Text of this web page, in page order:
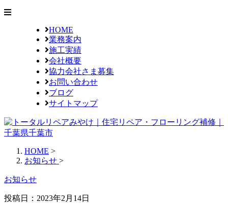
HOME
業務案内
施工実績
会社概要
協力会社さま募集
お問い合わせ
ブログ
サイトマップ
HOME >
お知らせ >
お知らせ
投稿日：2023年2月14日